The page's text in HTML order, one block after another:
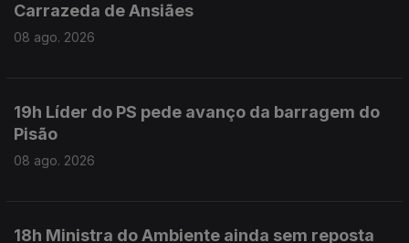
Carrazeda de Ansiães
08 ago. 2026
19h Líder do PS pede avanço da barragem do
Pisão
08 ago. 2026
18h Ministra do Ambiente ainda sem reposta